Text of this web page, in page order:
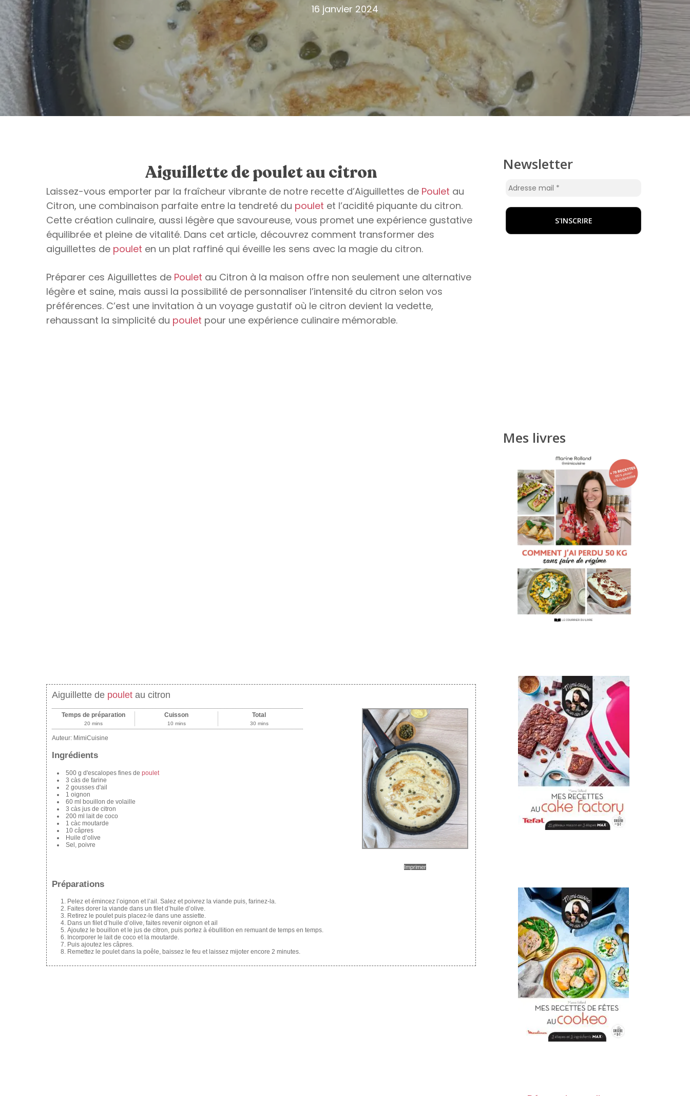
16 janvier 2024
Aiguillette de poulet au citron
Laissez-vous emporter par la fraîcheur vibrante de notre recette d’Aiguillettes de Poulet au
Citron, une combinaison parfaite entre la tendreté du poulet et l’acidité piquante du citron.
Cette création culinaire, aussi légère que savoureuse, vous promet une expérience gustative
équilibrée et pleine de vitalité. Dans cet article, découvrez comment transformer des
aiguillettes de poulet en un plat raffiné qui éveille les sens avec la magie du citron.
Préparer ces Aiguillettes de Poulet au Citron à la maison offre non seulement une alternative
légère et saine, mais aussi la possibilité de personnaliser l’intensité du citron selon vos
préférences. C’est une invitation à un voyage gustatif où le citron devient la vedette,
rehaussant la simplicité du poulet pour une expérience culinaire mémorable.
Aiguillette de poulet au citron
Imprimer
Temps de préparation
20 mins
Cuisson
10 mins
Total
30 mins
Auteur: MimiCuisine
Ingrédients
500 g d'escalopes fines de poulet
3 càs de farine
2 gousses d'ail
1 oignon
60 ml bouillon de volaille
3 càs jus de citron
200 ml lait de coco
1 càc moutarde
10 câpres
Huile d’olive
Sel, poivre
Préparations
Pelez et émincez l’oignon et l’ail. Salez et poivrez la viande puis, farinez-la.
Faites dorer la viande dans un filet d’huile d’olive.
Retirez le poulet puis placez-le dans une assiette.
Dans un filet d’huile d’olive, faites revenir oignon et ail
Ajoutez le bouillon et le jus de citron, puis portez à ébullition en remuant de temps en temps.
Incorporer le lait de coco et la moutarde.
Puis ajoutez les câpres.
Remettez le poulet dans la poêle, baissez le feu et laissez mijoter encore 2 minutes.
Newsletter
Mes livres